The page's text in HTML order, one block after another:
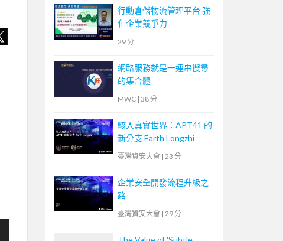
行動倉儲物流管理平台 強
化企業競爭力
29 分
網路服務就是一連串搜尋
的集合體
MWC | 38 分
駭入真實世界：APT41 的
新分支 Earth Longzhi
臺灣資安大會 | 23 分
企業安全開發流程升級之
路
臺灣資安大會 | 29 分